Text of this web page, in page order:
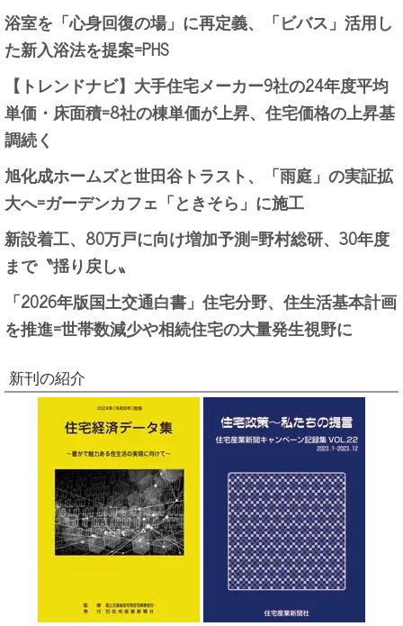
浴室を「心身回復の場」に再定義、「ビバス」活用し
た新入浴法を提案=PHS
【トレンドナビ】大手住宅メーカー9社の24年度平均
単価・床面積=8社の棟単価が上昇、住宅価格の上昇基
調続く
旭化成ホームズと世田谷トラスト、「雨庭」の実証拡
大へ=ガーデンカフェ「ときそら」に施工
新設着工、80万戸に向け増加予測=野村総研、30年度
まで〝揺り戻し〟
「2026年版国土交通白書」住宅分野、住生活基本計画
を推進=世帯数減少や相続住宅の大量発生視野に
新刊の紹介